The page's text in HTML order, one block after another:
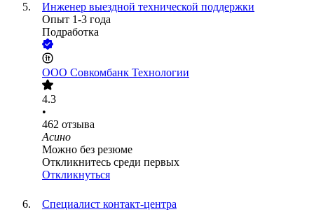
Инженер выездной технической поддержки
Опыт 1-3 года
Подработка
ООО Совкомбанк Технологии
4.3
•
462 отзыва
Асино
Можно без резюме
Откликнитесь среди первых
Откликнуться
Специалист контакт-центра